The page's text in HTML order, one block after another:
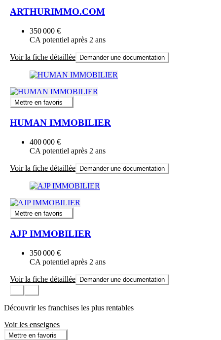
ARTHURIMMO.COM
350 000 €
CA potentiel après 2 ans
Voir la fiche détaillée Demander une documentation
Mettre en favoris
HUMAN IMMOBILIER
400 000 €
CA potentiel après 2 ans
Voir la fiche détaillée Demander une documentation
Mettre en favoris
AJP IMMOBILIER
350 000 €
CA potentiel après 2 ans
Voir la fiche détaillée Demander une documentation
Découvrir les franchises les plus rentables
Voir les enseignes
Mettre en favoris